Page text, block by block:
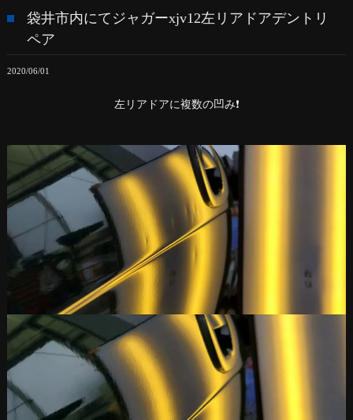
袋井市内にてジャガーxjv12左リアドアデントリ
ペア
2020/06/01
左リアドアに複数の凹み❗